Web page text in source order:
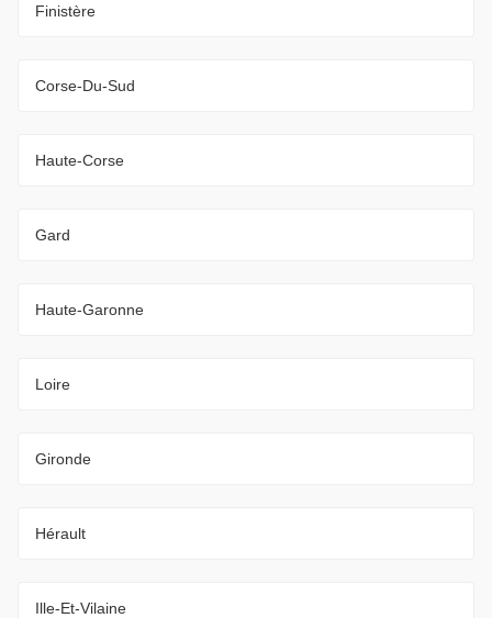
Finistère
Corse-Du-Sud
Haute-Corse
Gard
Haute-Garonne
Loire
Gironde
Hérault
Ille-Et-Vilaine